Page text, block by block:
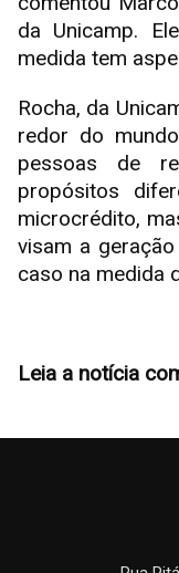
da Unicamp.
medida tem
Rocha, da
redor do
pessoas de
propósitos
microcrédito,
visam a
caso na medida
Leia a notícia